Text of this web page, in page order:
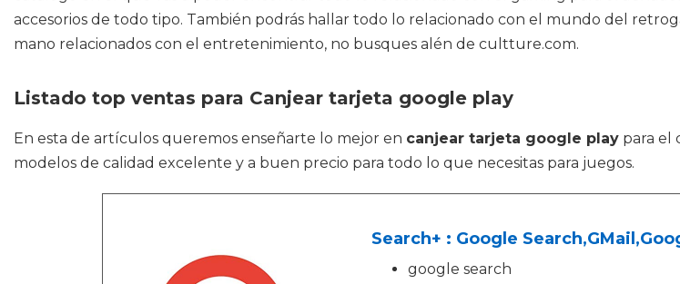
accesorios de todo tipo. También podrás hallar todo lo relacionado con el mundo del
mano relacionados con el entretenimiento, no busques alén de cultture.com.
Listado top ventas para Canjear tarjeta google play
En esta de artículos queremos enseñarte lo mejor en canjear tarjeta google play para el
modelos de calidad excelente y a buen precio para todo lo que necesitas para juegos.
Search+ : Google
google search